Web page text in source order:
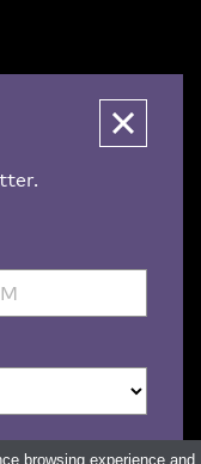
/EDITORIAL STATUTE
browsing experience and